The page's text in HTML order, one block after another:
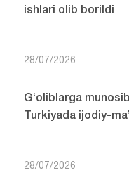
ishlari olib borildi
28/07/2026
G‘oliblarga
Turkiyada ijodiy-
28/07/2026